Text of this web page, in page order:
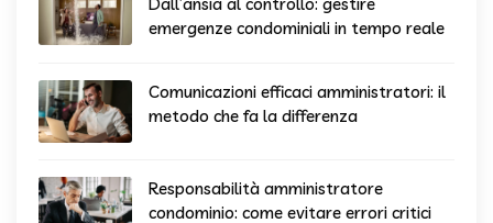
Dall’ansia al controllo: gestire
emergenze condominiali in tempo reale
Comunicazioni efficaci amministratori: il
metodo che fa la differenza
Responsabilità amministratore
condominio: come evitare errori critici